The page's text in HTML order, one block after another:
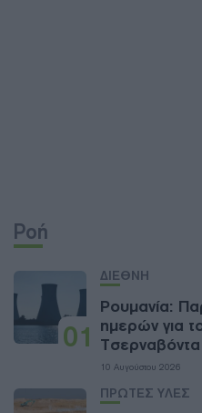
Ροή
01
ΔΙΕΘΝΗ
Ρουμανία:
ημερών για
Τσερναβόντα
10 Αυγούστου 2026
ΠΡΩΤΕΣ ΥΛΕΣ